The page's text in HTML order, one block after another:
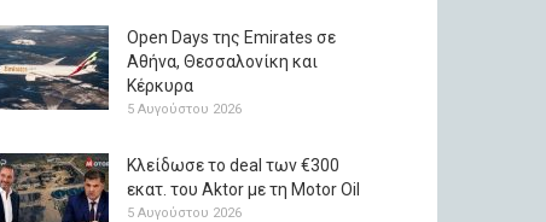
Open Days της Emirates σε
Αθήνα, Θεσσαλονίκη και
Κέρκυρα
5 Αυγούστου 2026
Κλείδωσε το deal των €300
εκατ. του Aktor με τη Μotor Oil
5 Αυγούστου 2026